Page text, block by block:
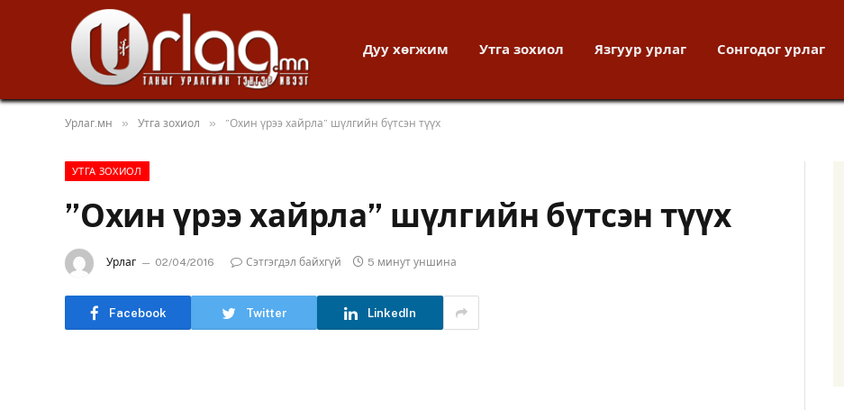
Дуу хөгжим Утга зохиол Язгуур урлаг Сонгодог урлаг
Урлаг.мн » Утга зохиол » ”Охин үрээ хайрла” шүлгийн бүтсэн түүх
УТГА ЗОХИОЛ
”Охин үрээ хайрла” шүлгийн бүтсэн түүх
Урлаг 02/04/2016 Сэтгэгдэл байхгүй 5 минут уншина
Facebook Twitter LinkedIn